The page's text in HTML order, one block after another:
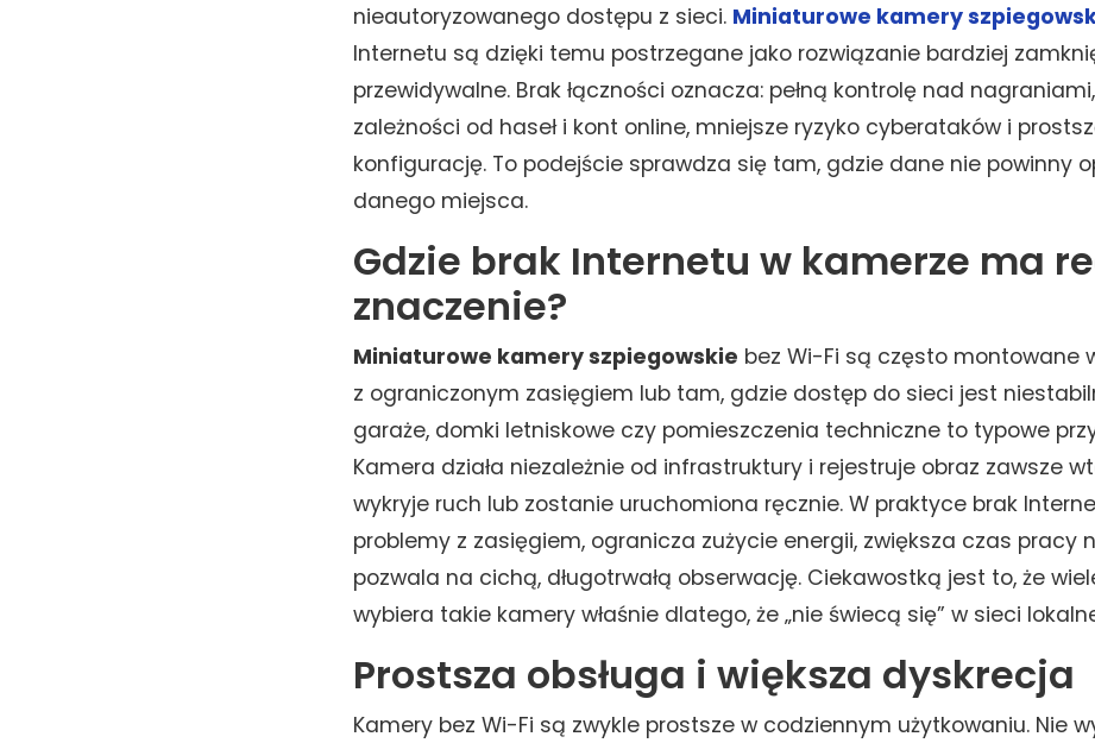
nieautoryzowanego dostępu z sieci. Miniaturowe kamery
Internetu są dzięki temu postrzegane jako rozwiązanie bardziej
przewidywalne. Brak łączności oznacza: pełną kontrolę nad
zależności od haseł i kont online, mniejsze ryzyko cyberataków i
konfigurację. To podejście sprawdza się tam, gdzie dane nie powinny
danego miejsca.
Gdzie brak Internetu w kamerze ma
znaczenie?
Miniaturowe kamery szpiegowskie bez Wi-Fi są często montowane
z ograniczonym zasięgiem lub tam, gdzie dostęp do sieci jest
garaże, domki letniskowe czy pomieszczenia techniczne to typowe
Kamera działa niezależnie od infrastruktury i rejestruje obraz zawsze
wykryje ruch lub zostanie uruchomiona ręcznie. W praktyce brak
problemy z zasięgiem, ogranicza zużycie energii, zwiększa czas pracy
pozwala na cichą, długotrwałą obserwację. Ciekawostką jest to, że
wybiera takie kamery właśnie dlatego, że „nie świecą się” w sieci
Prostsza obsługa i większa dyskrecja
Kamery bez Wi-Fi są zwykle prostsze w codziennym użytkowaniu. Nie